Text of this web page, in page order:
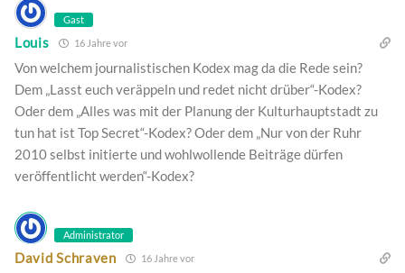
Gast
Louis 16 Jahre vor
Von welchem journalistischen Kodex mag da die Rede sein?
Dem „Lasst euch veräppeln und redet nicht drüber“-Kodex?
Oder dem „Alles was mit der Planung der Kulturhauptstadt zu
tun hat ist Top Secret“-Kodex? Oder dem „Nur von der Ruhr
2010 selbst initierte und wohlwollende Beiträge dürfen
veröffentlicht werden“-Kodex?
Administrator
David Schraven 16 Jahre vor